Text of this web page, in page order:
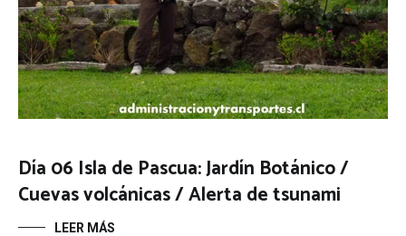
Día 06 Isla de Pascua: Jardín Botánico /
Cuevas volcánicas / Alerta de tsunami
LEER MÁS